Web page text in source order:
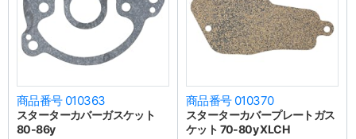
商品番号 010363
スターターカバーガスケット
80-86y
商品番号 010370
スターターカバープレートガス
ケット 70-80y XLCH